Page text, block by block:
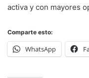
activa y con mayores
Comparte esto:
WhatsApp